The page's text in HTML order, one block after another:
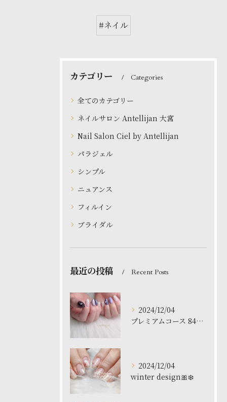
#ネイル
カテゴリー Categories
全てのカテゴリー
ネイルサロン Antellijan 大宮
Nail Salon Ciel by Antellijan
パラジェル
シンプル
ニュアンス
フィルイン
ブライダル
最近の投稿 Recent Posts
2024/12/04
プレミアムコース 8480円
2024/12/04
winter design🎀❄️